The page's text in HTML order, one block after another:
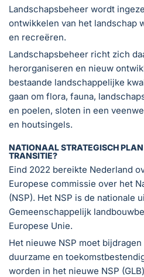
Landschapsbeheer wordt
ontwikkelen van het landschap
en recreëren.
Landschapsbeheer richt zich
herorganiseren en nieuw
bestaande landschappelijke
gaan om flora, fauna,
en poelen, sloten in een
en houtsingels.
NATIONAAL STRATEGISCH
TRANSITIE?
Eind 2022 bereikte Nederland
Europese commissie over het
(NSP). Het NSP is de nationale
Gemeenschappelijk
Europese Unie.
Het nieuwe NSP moet
duurzame en
worden in het nieuwe NSP